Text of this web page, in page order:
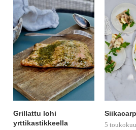
Grillattu lohi
yrttikastikkeella
5